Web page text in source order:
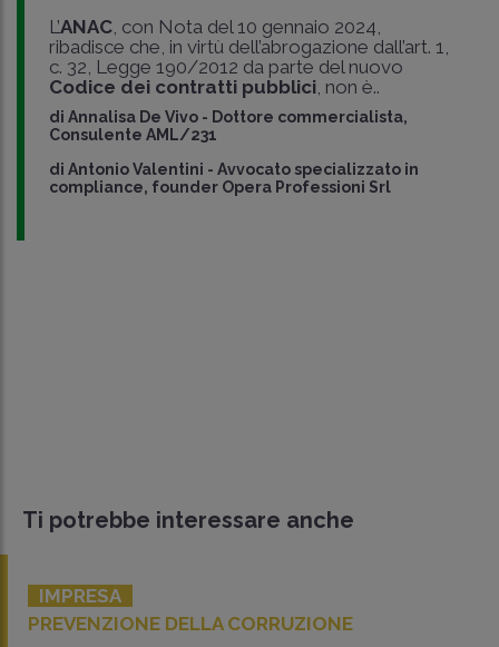
L’ANAC, con Nota del 10 gennaio 2024,
ribadisce che, in virtù dell’abrogazione dall’art. 1,
c. 32, Legge 190/2012 da parte del nuovo
Codice dei contratti pubblici, non è..
di Annalisa De Vivo - Dottore commercialista,
Consulente AML/231
di Antonio Valentini - Avvocato specializzato in
compliance, founder Opera Professioni Srl
Ti potrebbe interessare anche
IMPRESA
PREVENZIONE DELLA CORRUZIONE